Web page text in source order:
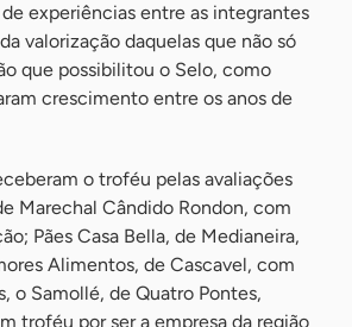
experiências entre as integrantes
valorização daquelas que não só
que possibilitou o Selo, como
crescimento entre os anos de
o troféu pelas avaliações
Marechal Cândido Rondon, com
Pães Casa Bella, de Medianeira,
Alimentos, de Cascavel, com
o Samollé, de Quatro Pontes,
troféu por ser a empresa da região